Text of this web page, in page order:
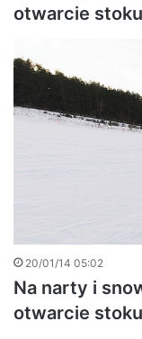
otwarcie
20/01/14 05:02
Na narty i
otwarcie